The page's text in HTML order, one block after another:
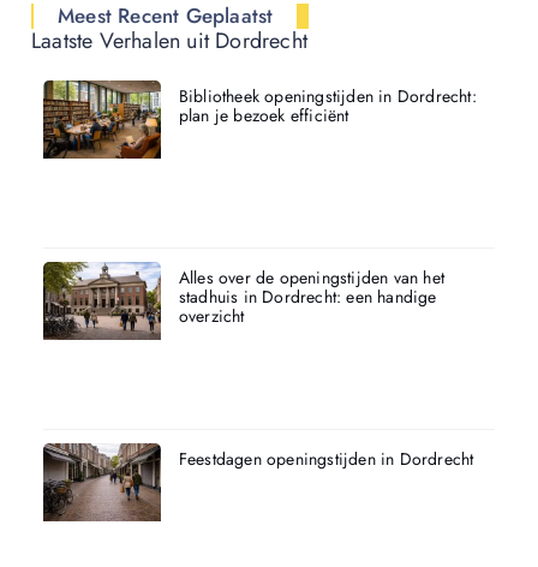
Meest Recent Geplaatst
Laatste Verhalen uit Dordrecht
Bibliotheek openingstijden in Dordrecht:
plan je bezoek efficiënt
Alles over de openingstijden van het
stadhuis in Dordrecht: een handige
overzicht
Feestdagen openingstijden in Dordrecht